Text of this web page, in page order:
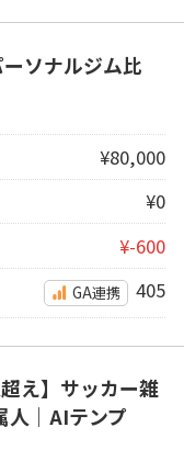
ソナルジム比
¥80,000
¥0
¥-600
GA連携 405
え】サッカー雑
人｜AIテンプ